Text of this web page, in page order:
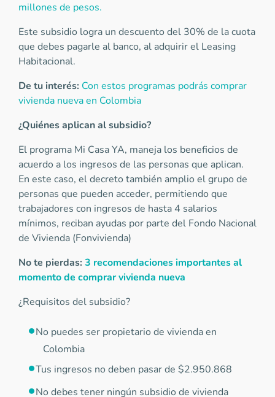
millones de pesos.
Este subsidio logra un descuento del 30% de la cuota
que debes pagarle al banco, al adquirir el Leasing
Habitacional.
De tu interés: Con estos programas podrás comprar
vivienda nueva en Colombia
¿Quiénes aplican al subsidio?
El programa Mi Casa YA, maneja los beneficios de
acuerdo a los ingresos de las personas que aplican.
En este caso, el decreto también amplio el grupo de
personas que pueden acceder, permitiendo que
trabajadores con ingresos de hasta 4 salarios
mínimos, reciban ayudas por parte del Fondo Nacional
de Vivienda (Fonvivienda)
No te pierdas:3 recomendaciones importantes al
momento de comprar vivienda nueva
¿Requisitos del subsidio?
No puedes ser propietario de vivienda en
Colombia
Tus ingresos no deben pasar de $2.950.868
No debes tener ningún subsidio de vivienda